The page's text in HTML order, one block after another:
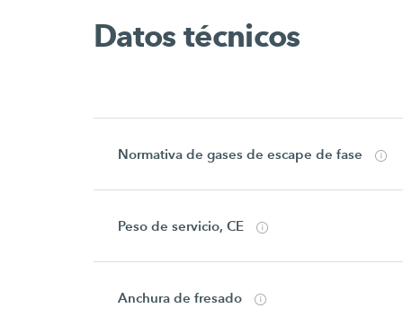
Datos técnicos
Normativa de gases de escape de fase
Peso de servicio, CE
Anchura de fresado